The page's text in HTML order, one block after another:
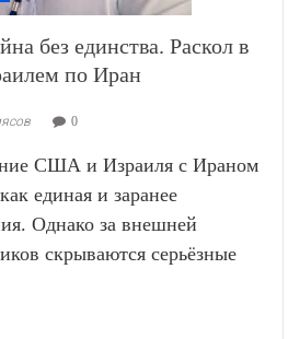
без единства. Раскол в
по Иран
0
США и Израиля с Ираном
единая и заранее
Однако за внешней
скрываются серьёзные